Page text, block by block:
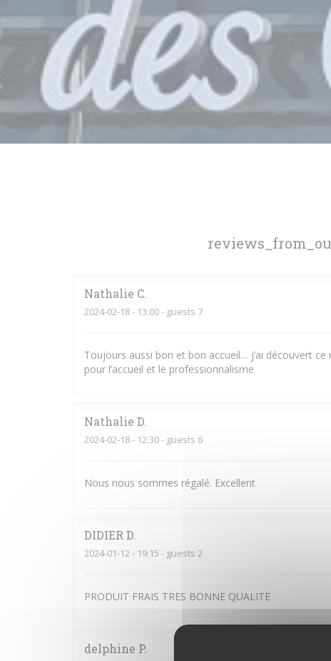
Nathalie C
2024-02-18- 13:00 - guests 7
Toujours aussi bon et bon accueil… j’ai découvert
pour l’accueil et le professionnalisme
Nathalie D
2024-02-18- 12:30 - guests 6
Nous nous sommes régalé. Excellent
DIDIER D
2024-01-12 - 19:15 - guests 2
PRODUIT FRAIS TRES BONNE QUALITE
delphine P